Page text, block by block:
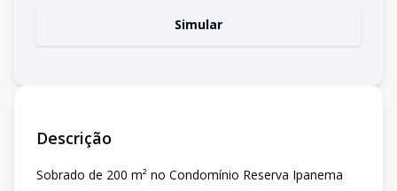
Simular
Descrição
Sobrado de 200 m² no Condomínio Reserva Ipanema